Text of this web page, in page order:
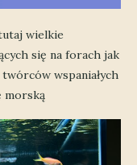
wielkie
się na forach jak
wspaniałych
morską